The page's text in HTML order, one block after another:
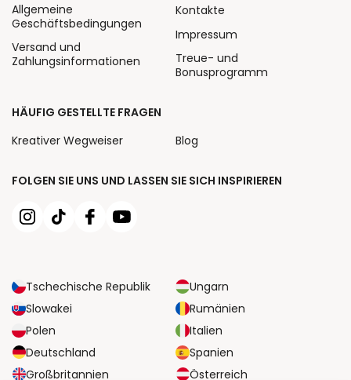
FOLGEN SIE UNS UND LASSEN SIE SICH INSPIRIEREN
Tschechische Republik
Ungarn
Slowakei
Rumänien
Polen
Italien
Deutschland
Spanien
Großbritannien
Österreich
Allgemeine
Geschäftsbedingungen
Versand und
Zahlungsinformationen
Kontakte
Impressum
Treue- und
Bonusprogramm
HÄUFIG GESTELLTE FRAGEN
Kreativer Wegweiser
Blog